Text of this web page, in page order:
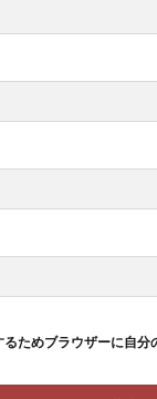
ためブラウザーに自分